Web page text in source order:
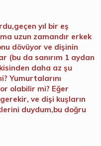
yıl bir eş
uzun zamandır erkek
dövüyor ve dişinin
(bu da sanırım 1 aydan
daha az şu
Yumurtalarını
olabilir mi? Eğer
ve dişi kuşların
duydum,bu doğru